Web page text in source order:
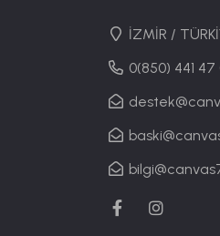
İZMİR /
0(850) 441 47